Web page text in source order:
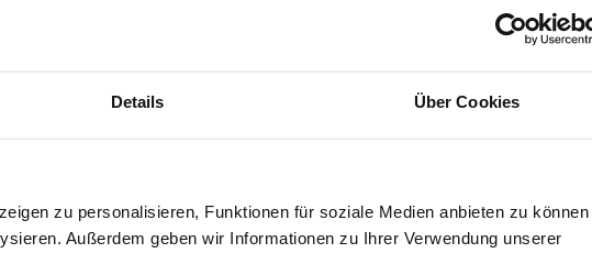
Details Über Cookies
zu personalisieren, Funktionen für soziale Medien anbieten zu können
Außerdem geben wir Informationen zu Ihrer Verwendung unserer